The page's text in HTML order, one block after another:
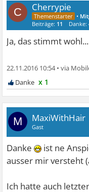
C Cherrypie
•
Beiträge: 11 Danke:
Ja, das stimmt wohl...
22.11.2016 10:54•
x 1
M MaxiWithHair
Gast
Danke
ist ne
ausser mir versteht
Ich hatte auch